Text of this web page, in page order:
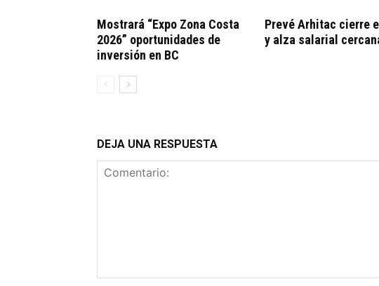
Mostrará “Expo Zona Costa
2026” oportunidades de
inversión en BC
Prevé Arhitac cierre
y alza salarial
DEJA UNA RESPUESTA